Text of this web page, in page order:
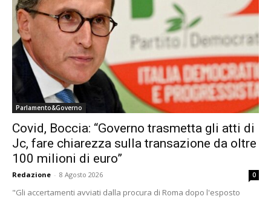
Parlamento&Governo
Covid, Boccia: “Governo trasmetta gli atti di
Jc, fare chiarezza sulla transazione da oltre
100 milioni di euro”
Redazione - 8 Agosto 2026 0
"Gli accertamenti avviati dalla procura di Roma dopo l'esposto